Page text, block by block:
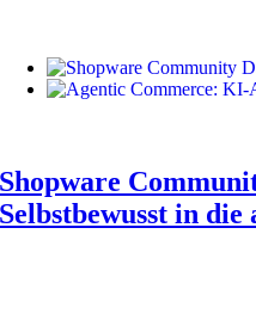
Shopware
Selbstbewusst in die